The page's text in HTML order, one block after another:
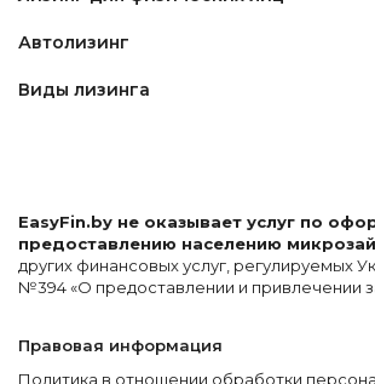
Автолизинг
Виды лизинга
EasyFin.by не оказывает услуг по
предоставлению населению
других финансовых услуг, регулируемых
№394 «О предоставлении и привлечении
Правовая информация
Политика в отношении обработки